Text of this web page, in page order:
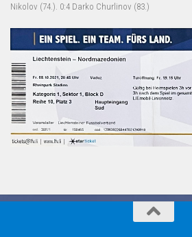
Nikolov (74.). 0:4 Darko Churlinov (83.)